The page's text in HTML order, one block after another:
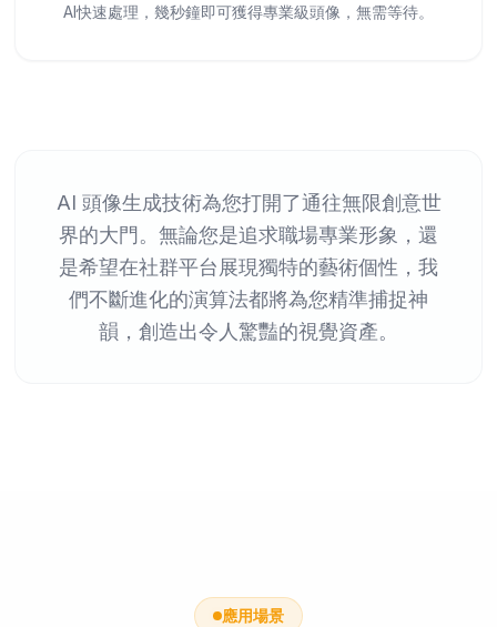
AI快速處理，幾秒鐘即可獲得專業級頭像，無需等待。
AI 頭像生成技術為您打開了通往無限創意世
界的大門。無論您是追求職場專業形象，還
是希望在社群平台展現獨特的藝術個性，我
們不斷進化的演算法都將為您精準捕捉神
韻，創造出令人驚豔的視覺資產。
應用場景